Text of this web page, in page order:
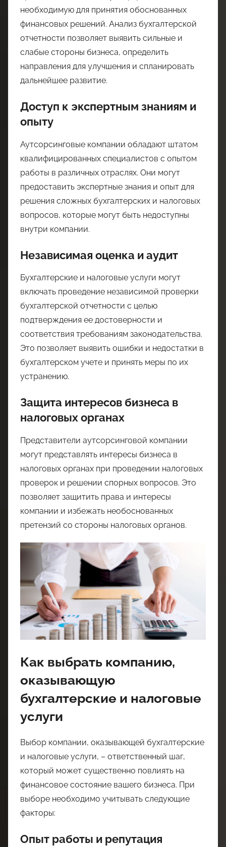
необходимую для принятия обоснованных
финансовых решений. Анализ бухгалтерской
отчетности позволяет выявить сильные и
слабые стороны бизнеса, определить
направления для улучшения и спланировать
дальнейшее развитие.
Доступ к экспертным знаниям и
опыту
Аутсорсинговые компании обладают штатом
квалифицированных специалистов с опытом
работы в различных отраслях. Они могут
предоставить экспертные знания и опыт для
решения сложных бухгалтерских и налоговых
вопросов, которые могут быть недоступны
внутри компании.
Независимая оценка и аудит
Бухгалтерские и налоговые услуги могут
включать проведение независимой проверки
бухгалтерской отчетности с целью
подтверждения ее достоверности и
соответствия требованиям законодательства.
Это позволяет выявить ошибки и недостатки в
бухгалтерском учете и принять меры по их
устранению.
Защита интересов бизнеса в
налоговых органах
Представители аутсорсинговой компании
могут представлять интересы бизнеса в
налоговых органах при проведении налоговых
проверок и решении спорных вопросов. Это
позволяет защитить права и интересы
компании и избежать необоснованных
претензий со стороны налоговых органов.
Как выбрать компанию,
оказывающую
бухгалтерские и налоговые
услуги
Выбор компании, оказывающей бухгалтерские
и налоговые услуги, – ответственный шаг,
который может существенно повлиять на
финансовое состояние вашего бизнеса. При
выборе необходимо учитывать следующие
факторы:
Опыт работы и репутация